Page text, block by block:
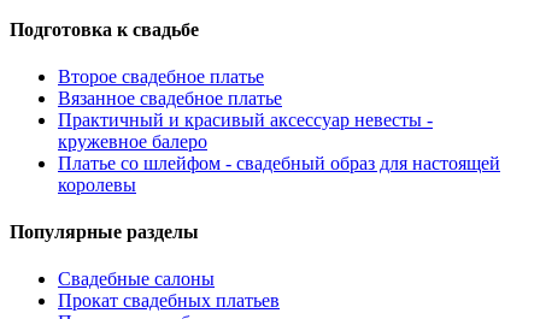
Подготовка к свадьбе
Второе свадебное платье
Вязанное свадебное платье
Практичный и красивый аксессуар невесты -
кружевное балеро
Платье со шлейфом - свадебный образ для настоящей
королевы
Популярные разделы
Свадебные салоны
Прокат свадебных платьев